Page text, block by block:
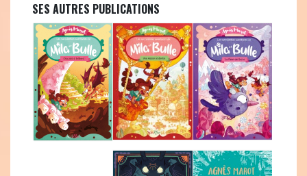
SES AUTRES PUBLICATIONS